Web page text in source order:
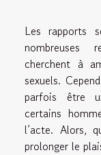
Les rapports
nombreuses
cherchent à
sexuels.
parfois être
certains
l’acte. Alors,
prolonger le